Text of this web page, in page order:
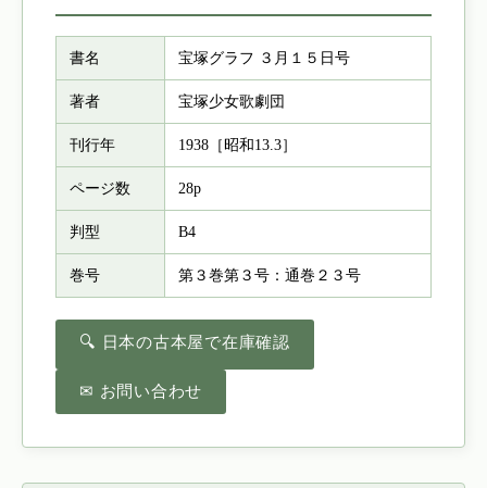
書名 宝塚グラフ ３月１５日号
著者 宝塚少女歌劇団
刊行年 1938［昭和13.3］
ページ数 28p
判型 B4
巻号 第３巻第３号：通巻２３号
🔍 日本の古本屋で在庫確認
✉ お問い合わせ